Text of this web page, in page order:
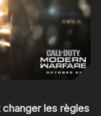
les règles